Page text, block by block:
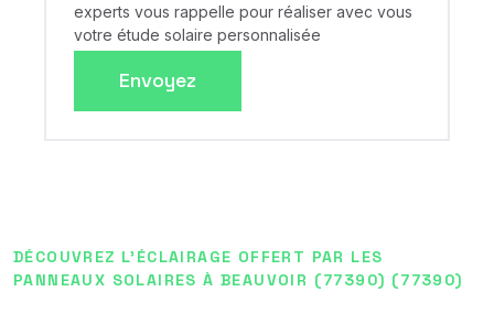
experts vous rappelle pour réaliser avec vous
votre étude solaire personnalisée
Envoyez
DÉCOUVREZ L'ÉCLAIRAGE OFFERT PAR LES
PANNEAUX SOLAIRES À BEAUVOIR (77390) (77390)